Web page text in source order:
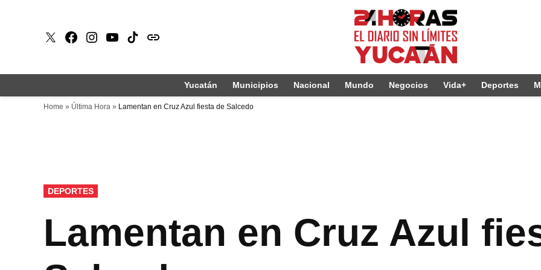
X Faceboook
Instagram
Youtube
Tiktokissuu
Yucatán Municipios Nacional Mundo Negocios Vida+ Deportes
Home » Última Hora » Lamentan en Cruz Azul fiesta de Salcedo
PUBLICADO
EN
DEPORTES
Lamentan en Cruz Azul